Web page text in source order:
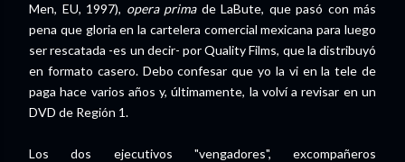
Men, EU, 1997), opera primade LaBute, que pasó con más
pena que gloria en la cartelera comercial mexicana para luego
ser rescatada -es un decir- por Quality Films, que la distribuyó
en formato casero. Debo confesar que yo la vi en la tele de
paga hace varios años y, últimamente, la volví a revisar en un
DVD de Región 1.
Los dos ejecutivos "vengadores", excompañeros